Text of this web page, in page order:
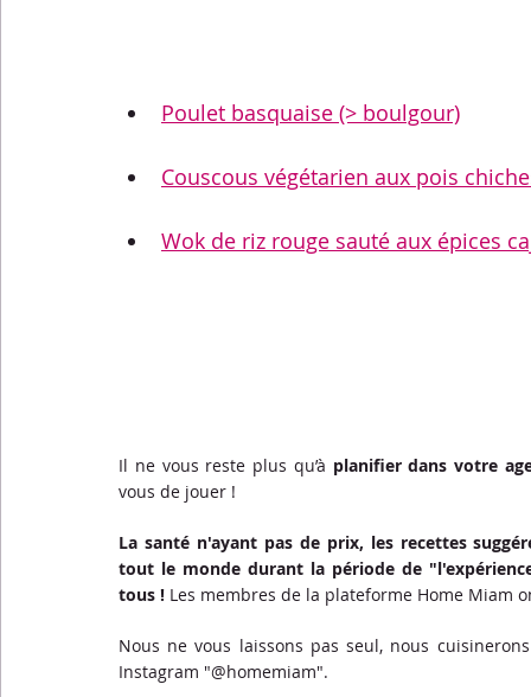
Poulet basquaise (> boulgour)
Couscous végétarien aux pois
Wok de riz rouge sauté aux épices
Il ne vous reste plus qu’à planifier dans votre
vous de jouer !
La santé n'ayant pas de prix, les recettes
tout le monde durant la période de
tous ! Les membres de la plateforme Home Miam
Nous ne vous laissons pas seul, nous
Instagram "@homemiam".